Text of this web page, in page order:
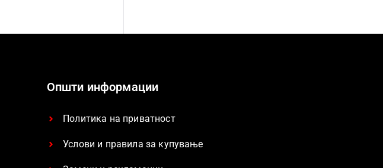
Општи информации
Политика на приватност
Услови и правила за купување